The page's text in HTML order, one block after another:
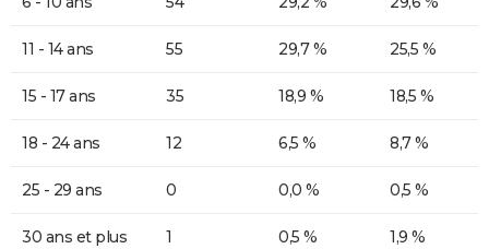
11 - 14 ans 55 29,7 % 25,5 %
15 - 17 ans 35 18,9 % 18,5 %
18 - 24 ans 12 6,5 % 8,7 %
25 - 29 ans 0 0,0 % 0,5 %
30 ans et plus 1 0,5 % 1,9 %